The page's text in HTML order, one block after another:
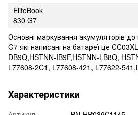
EliteBook
830 G7
Основні маркування акумуляторів до
G7 які написані на батареї це
DB9Q,HSTNN-IB9F,HSTNN-LB8Q,
L77608-2C1, L77608-421, L77622-
Характеристики